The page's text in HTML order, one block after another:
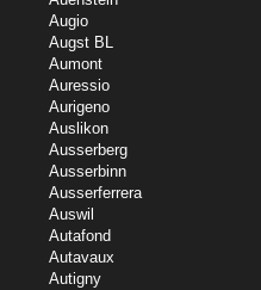
Augio
Augst BL
Aumont
Auressio
Aurigeno
Auslikon
Ausserberg
Ausserbinn
Ausserferrera
Auswil
Autafond
Autavaux
Autigny